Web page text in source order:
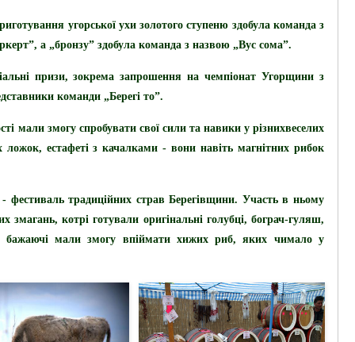
угорської ухи золотого ступеню здобула команда з
а „бронзу” здобула команда з назвою „Вус сома”.
призи, зокрема запрошення на чемпіонат Угорщини з
команди „Берегі то”.
мали змогу спробувати свої сили та навики у різнихвеселих
естафеті з качалками - вони навіть магнітних рибок
- фестиваль традиційних страв Берегівщини. Участь в ньому
котрі готували оригінальні голубці, бограч-гуляш,
бажаючі мали змогу впіймати хижих риб, яких чимало у